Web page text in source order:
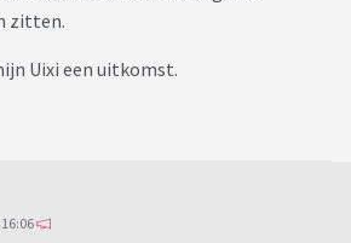
zitten.
Uixi een uitkomst.